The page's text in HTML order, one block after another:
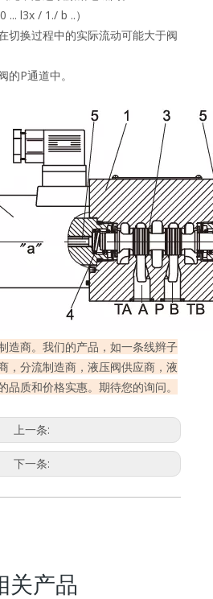
l3x / 1./ b ..）
切换过程中的实际流动可能大于阀
的P通道中。
造商。我们的产品，如一条线辫子
，分流制造商，液压阀供应商，液
品质和价格实惠。期待您的询问。
上一条:
下一条:
关产品